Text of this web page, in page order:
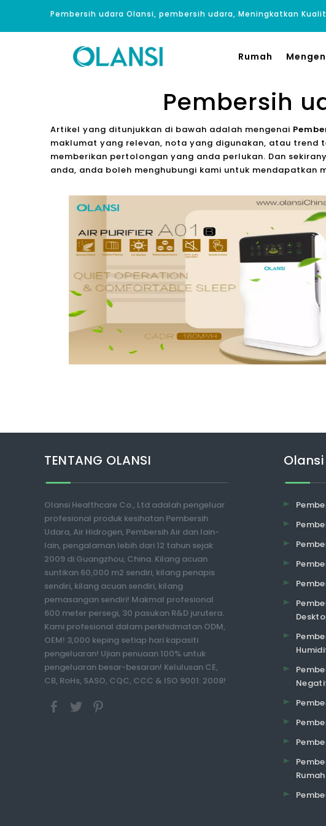
Pembersih udara Olansi, pembersih udara, Meningkatkan
Rumah
Pembersih
Artikel yang ditunjukkan di bawah adalah mengenai
maklumat yang relevan, nota yang digunakan, atau trend
memberikan pertolongan yang anda perlukan. Dan
anda, anda boleh menghubungi kami untuk mendapatkan
TENTANG OLANSI
Olansi Healthcare Co., Ltd adalah pengeluar
profesional produk kesihatan Pembersih
Udara, Air Hidrogen, Pembersih Air dan lain-
lain, pengalaman lebih dari 12 tahun sejak
2009 di Guangzhou, China. Kilang acuan
suntikan 60,000 m2 sendiri, kilang penapis
sendiri, kilang acuan sendiri, kilang
pemasangan sendiri! Makmal profesional
600 meter persegi, 30 pasukan R&D jurutera.
Kami profesional dalam perkhidmatan ODM,
OEM! 3,000 keping setiap hari kapasiti
pengeluaran! Ujian penuaan 100% untuk
pengeluaran besar-besaran! Kelulusan CE,
CB, RoHs, SASO, CQC, CCC & ISO 9001: 2008!
Rumah